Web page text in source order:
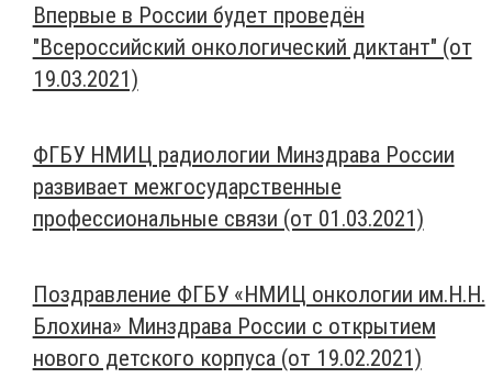
Впервые в России будет проведён
"Всероссийский онкологический диктант" (от
19.03.2021)
ФГБУ НМИЦ радиологии Минздрава России
развивает межгосударственные
профессиональные связи (от 01.03.2021)
Поздравление ФГБУ «НМИЦ онкологии им.Н.Н.
Блохина» Минздрава России с открытием
нового детского корпуса (от 19.02.2021)